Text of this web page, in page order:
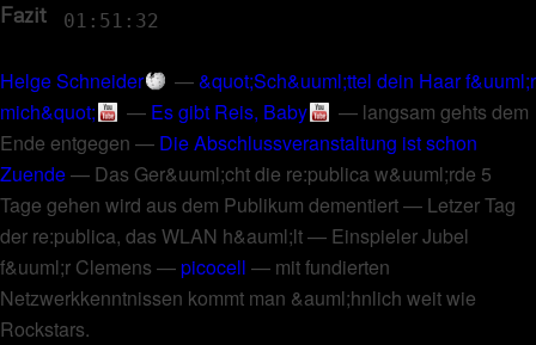
Fazit 01:51:32
Helge Schneider —&quot;Sch&uuml;ttel dein Haar f&uuml;r
mich&quot;
— Es gibt Reis, Baby — langsam gehts dem
Ende entgegen — Die Abschlussveranstaltung ist schon
Zuende— Das Ger&uuml;cht die re:publica w&uuml;rde 5
Tage gehen wird aus dem Publikum dementiert— Letzer Tag
der re:publica, das WLAN h&auml;lt— Einspieler Jubel
f&uuml;r Clemens —picocell — mit fundierten
Netzwerkkenntnissen kommt man &auml;hnlich weit wie
Rockstars.